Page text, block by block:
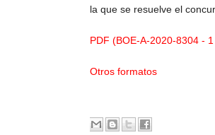
la que se resuelve el
PDF (BOE-A-2020-8304 -
Otros formatos